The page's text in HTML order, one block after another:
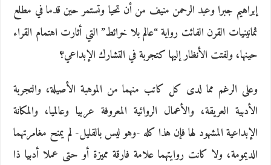
إبراهيم جبرا وعبد الرحمن منيف من أن تحيا وتستمر حين قدما في مطلع
ثمانينيات القرن الفائت رواية “عالم بلا خرائط” التي أثارت اهتمام القراء
حينها، ولفتت الأنظار إليها كتجربة في التشارك الإبداعي؟
وعلى الرغم مما لدى كل كاتب منهما من الموهبة الأصيلة، والتجربة
الأدبية العريقة، والأعمال الروائية المعروفة عربيا وعالميا، والمكانة
الإبداعية المشهود لها فإن هذا كله -وهو ليس بالقليل- لم يمنح مغامرتهما
الديمومة، ولا كانت روايتهما علامة فارقة مميزة أو حتى عملا أدبيا ذا